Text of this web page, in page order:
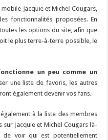
Jacquie et Michel Cougars,
fonctionnalités proposées. En
les options du site, afin que
le plus terre-à-terre possible, le
un peu comme un
une liste de favoris, les autres
également devenir vos fans.
à la liste des membres
Jacquie et Michel Cougars là-
de voir qui est potentiellement